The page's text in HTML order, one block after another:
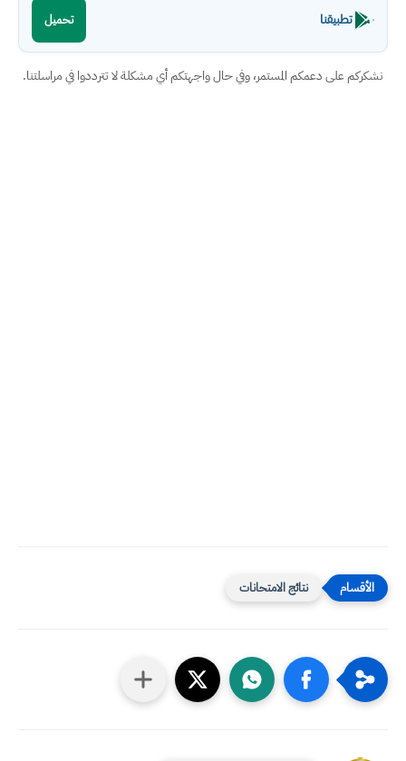
تطبيقنا تحميل
نشكركم على دعمكم المستمر، وفي حال واجهتكم أي مشكلة لا تترددوا في مراسلتنا.
نتائج الامتحانات